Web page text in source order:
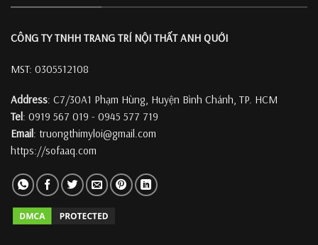
CÔNG TY TNHH TRANG TRÍ NỘI THẤT ANH QUỚI
MST: 0305512108
Address: C7/30A1 Phạm Hùng, Huyện Bình Chánh, TP. HCM
Tel : 0919 567 019 - 0945 577 719
Email : truongthimyloi@gmail.com
https://sofaaq.com